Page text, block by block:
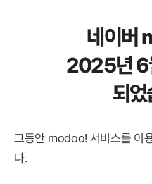
네이버
2025년 6
되
그동안 modoo! 서비스를 이
다.